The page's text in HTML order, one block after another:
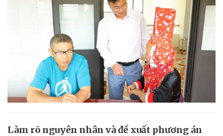
Làm rõ nguyên nhân và đề xuất phương án